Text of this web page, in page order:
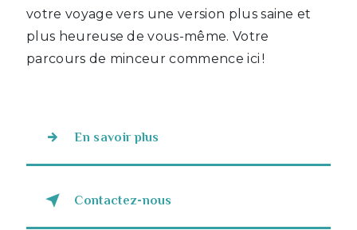
votre voyage vers une version plus saine et
plus heureuse de vous-même. Votre
parcours de minceur commence ici !
En savoir plus
Contactez-nous